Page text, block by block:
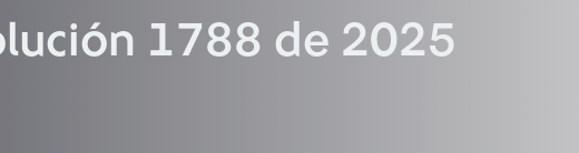
1788 de 2025